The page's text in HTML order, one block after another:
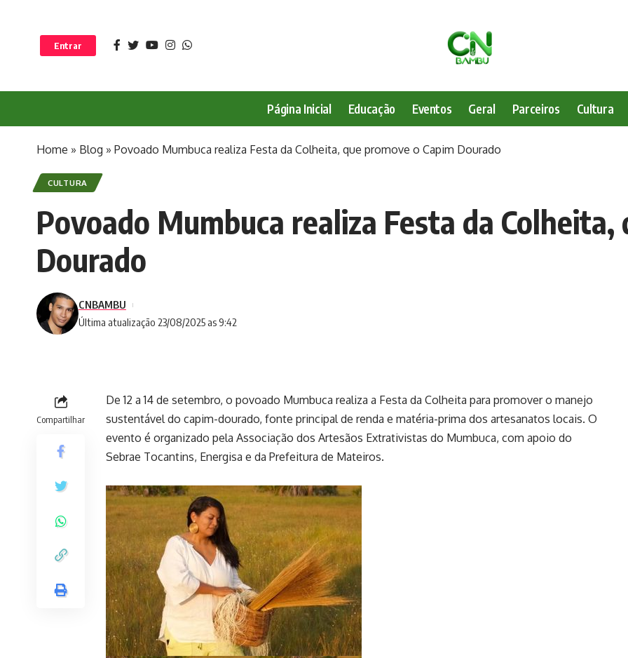
Entrar
Página Inicial Educação Eventos Geral Parceiros Cultura
Home » Blog » Povoado Mumbuca realiza Festa da Colheita, que promove o Capim Dourado
CULTURA
Povoado Mumbuca realiza Festa da Colheita,
Dourado
Última atualização 23/08/2025 as 9:42
CNBAMBU
Compartilhar
De 12 a 14 de setembro, o povoado Mumbuca realiza a Festa da Colheita para promover o manejo
sustentável do capim-dourado, fonte principal de renda e matéria-prima dos artesanatos locais. O
evento é organizado pela Associação dos Artesãos Extrativistas do Mumbuca, com apoio do
Sebrae Tocantins, Energisa e da Prefeitura de Mateiros.